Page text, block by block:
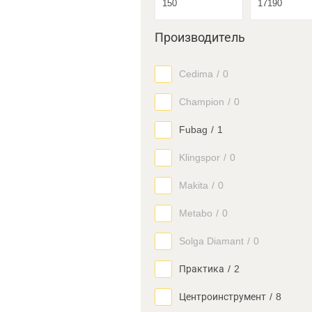
Производитель
Cedima / 0
Champion / 0
Fubag / 1
Klingspor / 0
Makita / 0
Metabo / 0
Solga Diamant / 0
Практика / 2
Центроинструмент / 8